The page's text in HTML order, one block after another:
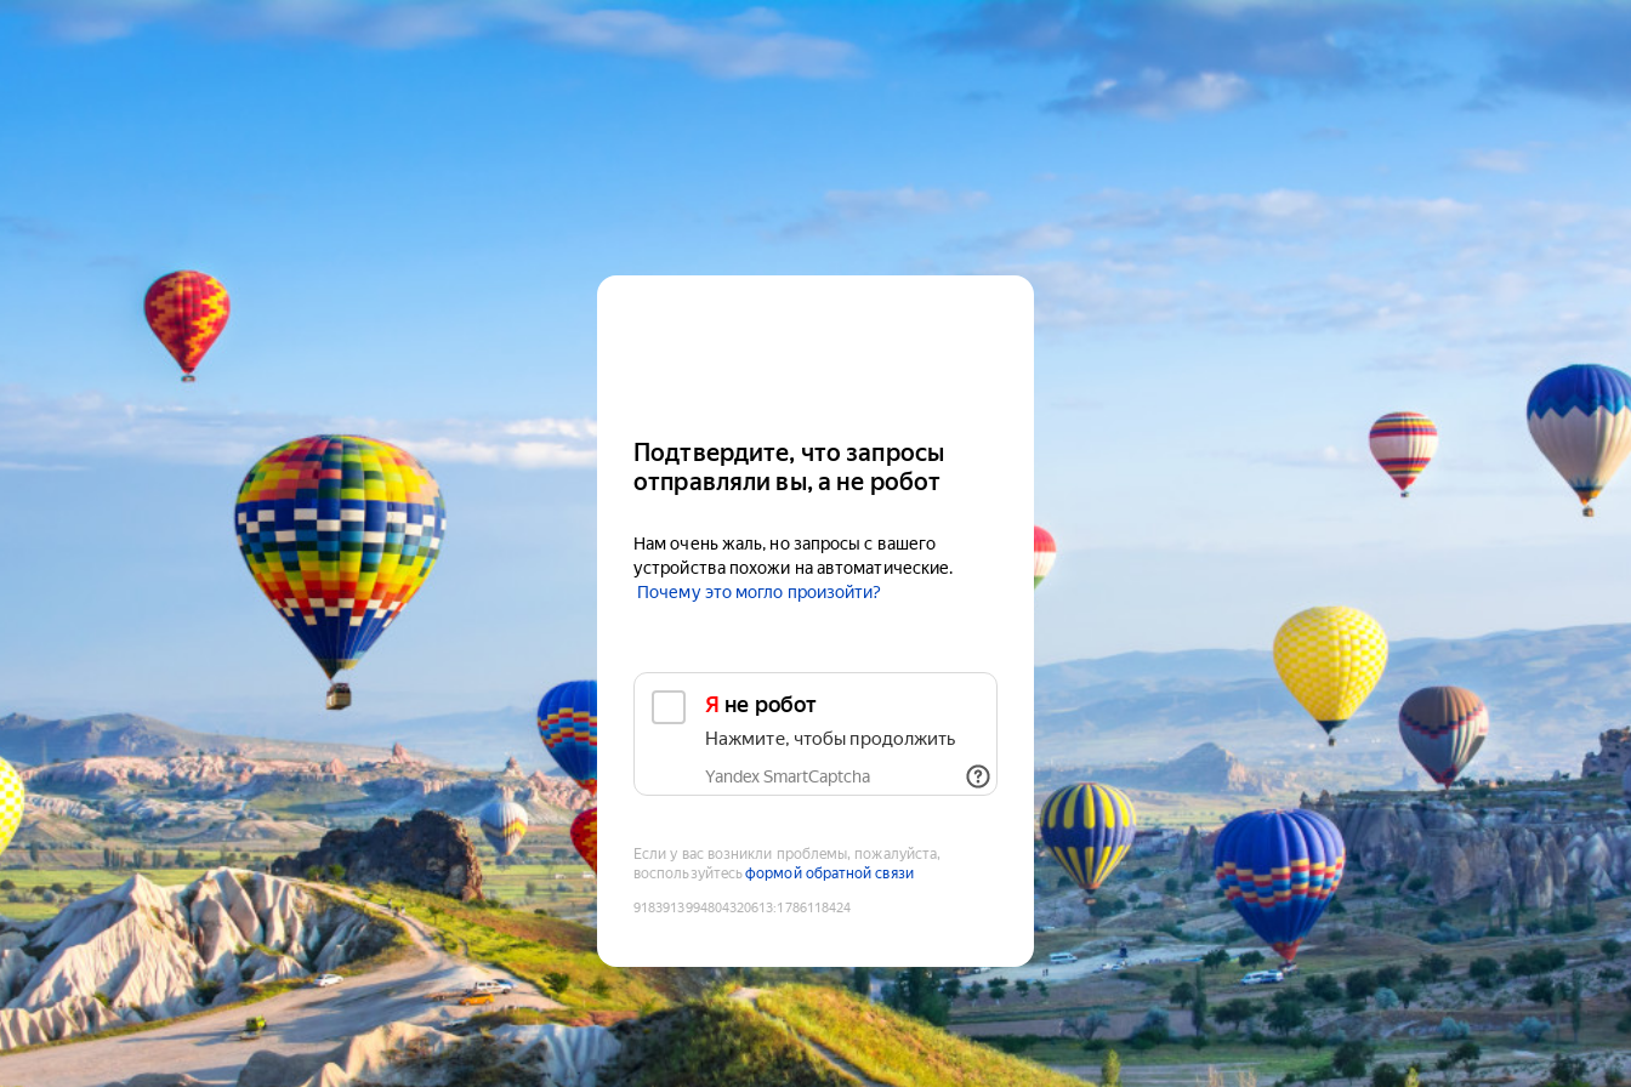
Подтвердите, что запросы
отправляли вы, а не робот
Нам очень жаль, но запросы с вашего
устройства похожи на автоматические.
Почему это могло произойти?
Я не робот
Нажмите, чтобы продолжить
Yandex SmartCaptcha
Если у вас возникли проблемы, пожалуйста,
воспользуйтесьформой обратной связи
9183913994804320613:1786118424